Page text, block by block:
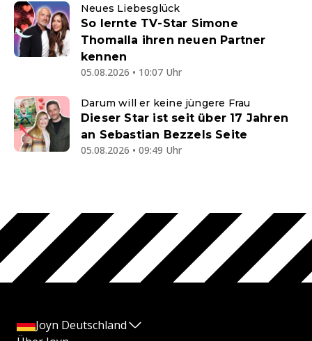
Neues Liebesglück
So lernte TV-Star Simone
Thomalla ihren neuen Partner
kennen
05.08.2026 • 10:07 Uhr
Darum will er keine jüngere Frau
Dieser Star ist seit über 17 Jahren
an Sebastian Bezzels Seite
05.08.2026 • 09:49 Uhr
Joyn Deutschland